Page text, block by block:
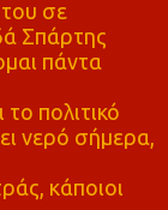
σε
Σπάρτης
πάντα
πολιτικό
νερό σήμερα,
κάποιοι